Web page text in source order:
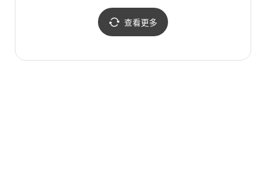
리미엄아울렛 송도점)
查看更多